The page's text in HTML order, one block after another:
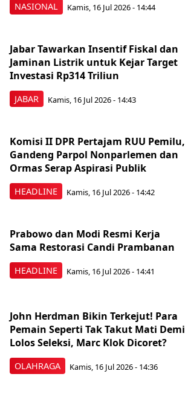
NASIONAL Kamis, 16 Jul 2026 - 14:44
JABAR
Jabar Tawarkan Insentif Fiskal dan
Jaminan Listrik untuk Kejar Target
Investasi Rp314 Triliun
Kamis, 16 Jul 2026 - 14:43
HEADLINE
Komisi II DPR Pertajam RUU Pemilu,
Gandeng Parpol Nonparlemen dan
Ormas Serap Aspirasi Publik
Kamis, 16 Jul 2026 - 14:42
HEADLINE
Prabowo dan Modi Resmi Kerja
Sama Restorasi Candi Prambanan
Kamis, 16 Jul 2026 - 14:41
OLAHRAGA
John Herdman Bikin Terkejut! Para
Pemain Seperti Tak Takut Mati Demi
Lolos Seleksi, Marc Klok Dicoret?
Kamis, 16 Jul 2026 - 14:36